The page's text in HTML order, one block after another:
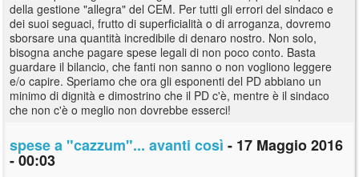
della gestione "allegra" del CEM. Per tutti gli errori del sindaco e
dei suoi seguaci, frutto di superficialità o di arroganza, dovremo
sborsare una quantità incredibile di denaro nostro. Non solo,
bisogna anche pagare spese legali di non poco conto. Basta
guardare il bilancio, che fanti non sanno o non vogliono leggere
e/o capire. Speriamo che ora gli esponenti del PD abbiano un
minimo di dignità e dimostrino che il PD c'è, mentre è il sindaco
che non c'è o meglio non dovrebbe esserci!
spese a "cazzum"... avanti così - 17 Maggio 2016
- 00:03